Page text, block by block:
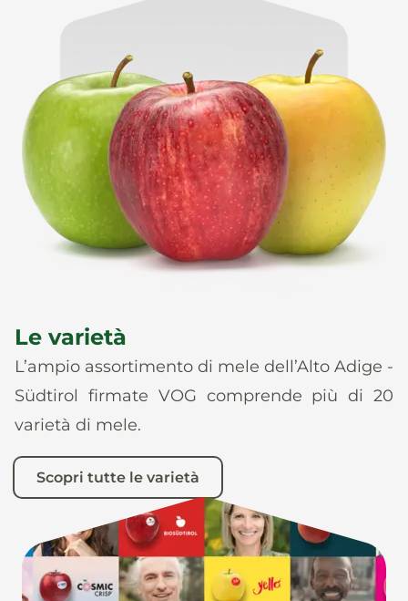
Prodotti e Marchi
News
Es
Le varietà
L’ampio assortimento di mele dell’Alto Adige -
Südtirol firmate VOG comprende più di 20
varietà di mele.
Scopri tutte le varietà